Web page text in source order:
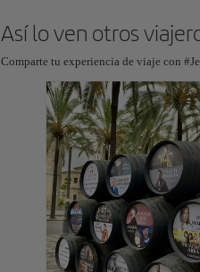
Así lo ven otros
Comparte tu experiencia de viaje con